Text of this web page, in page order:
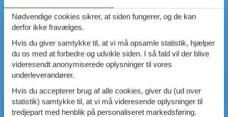
Nødvendige cookies sikrer, at siden fungerer, og de kan
derfor ikke fravælges.
Hvis du giver samtykke til, at vi må opsamle statistik, hjælper
du os med at forbedre og udvikle siden. I så fald vil der blive
videresendt anonymiserede oplysninger til vores
underleverandører.
Hvis du accepterer brug af alle cookies, giver du (ud over
statistik) samtykke til, at vi må videresende oplysninger til
tredjepart med henblik på personaliseret markedsføring.